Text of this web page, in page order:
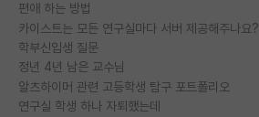
편애 하는 방법
카이스트는 모든 연구실마다 서버 제공해주나요?
학부신입생 질문
정년 4년 남은 교수님
알츠하이머 관련 고등학생 탐구 포트폴리오
연구실 학생 하나 자퇴했는데